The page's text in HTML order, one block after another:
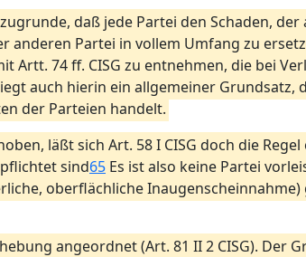
daß jede Partei den Schaden, der
Partei in vollem Umfang zu
Artt. 74 ff. CISG zu entnehmen, die bei
auch hierin ein allgemeiner Grundsatz,
der Parteien handelt.
läßt sich Art. 58 I CISG doch die
sind65 Es ist also keine Partei
oberflächliche
angeordnet (Art. 81 II 2 CISG). Der